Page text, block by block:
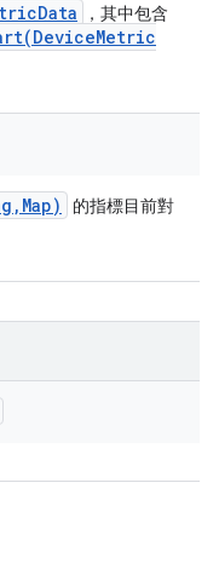
Data
，其中包含
DeviceMetric
, Map)
的指標目前對